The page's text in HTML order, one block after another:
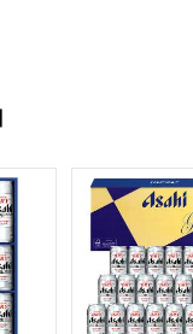
のおせち】
】【イオンのおせ
ク30【夏の贈りも
サヒスーパードラ
アサヒビー